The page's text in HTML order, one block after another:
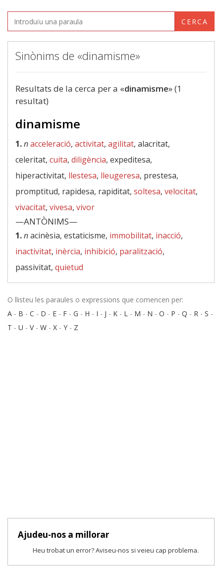
CERCA
Sinònims de «dinamisme»
Resultats de la cerca per a «dinamisme» (1
resultat)
dinamisme
1.nacceleració, activitat, agilitat, alacritat,
celeritat, cuita, diligència, expeditesa,
hiperactivitat, llestesa, lleugeresa, prestesa,
promptitud, rapidesa, rapiditat, soltesa, velocitat,
vivacitat, vivesa, vivor
—ANTÒNIMS—
1.nacinèsia, estaticisme, immobilitat, inacció,
inactivitat, inèrcia, inhibició, paralització,
passivitat, quietud
O llisteu les paraules o expressions que comencen per:
A - B - C - D - E - F - G - H - I - J - K - L - M - N - O - P - Q - R - S -
T - U - V- W - X - Y - Z
Ajudeu-nos a millorar
Heu trobat un error? Aviseu-nos si veieu cap problema.